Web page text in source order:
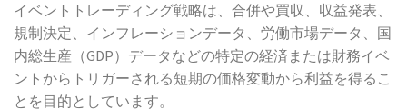
イベントトレーディング戦略は、合併や買収、収益発表、
規制決定、インフレーションデータ、労働市場データ、国
内総生産（GDP）データなどの特定の経済または財務イベ
ントからトリガーされる短期の価格変動から利益を得るこ
とを目的としています。